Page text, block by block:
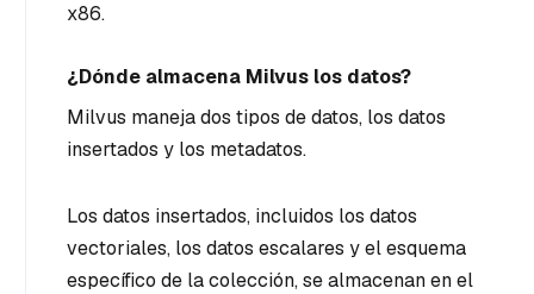
x86.
¿Dónde almacena Milvus los datos?
Milvus maneja dos tipos de datos, los datos
insertados y los metadatos.
Los datos insertados, incluidos los datos
vectoriales, los datos escalares y el esquema
específico de la colección, se almacenan en el